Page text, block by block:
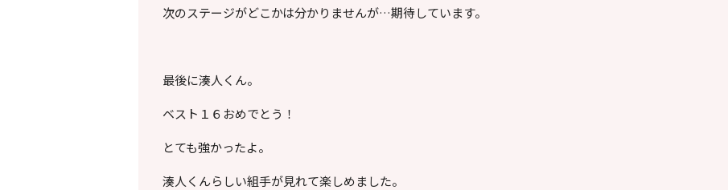
次のステージがどこかは分かりませんが…期待しています。
最後に湊人くん。
ベスト１６おめでとう！
とても強かったよ。
湊人くんらしい組手が見れて楽しめました。